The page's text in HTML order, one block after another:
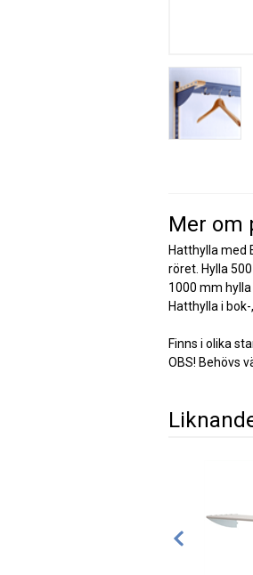
Mer om
Hatthylla med
röret. Hylla
1000 mm
Hatthylla i
Finns i olika
OBS! Behövs